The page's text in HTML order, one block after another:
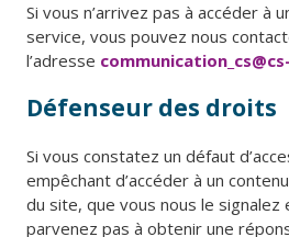
Si vous n’arrivez pas à accéder à
service, vous pouvez nous
l’adresse
Défenseur des droits
Si vous constatez un défaut
empêchant d’accéder à un
du site, que vous nous le signalez
parvenez pas à obtenir une